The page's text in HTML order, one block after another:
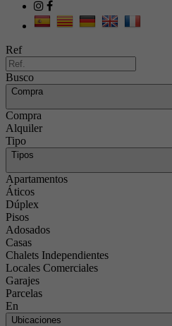
Ref
Busco
Compra
Compra
Alquiler
Tipo
Tipos
Apartamentos
Áticos
Dúplex
Pisos
Adosados
Casas
Chalets Independientes
Locales Comerciales
Garajes
Parcelas
En
Ubicaciones